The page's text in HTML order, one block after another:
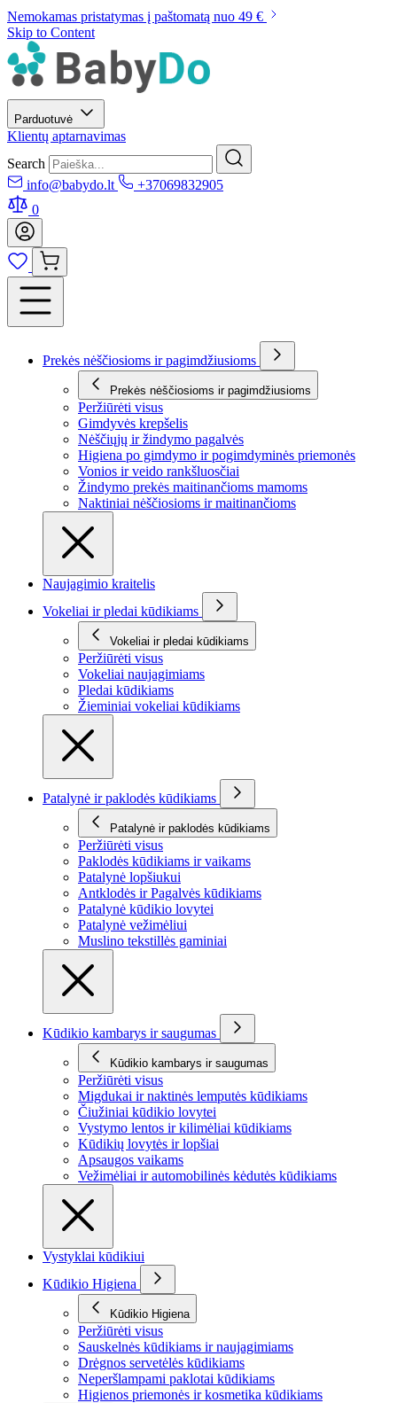
Nemokamas pristatymas į paštomatą nuo 49 €
Skip to Content
Parduotuvė
Klientų aptarnavimas
Search
info@babydo.lt
+37069832905
0
Prekės nėščiosioms ir pagimdžiusioms
Prekės nėščiosioms ir pagimdžiusioms
Peržiūrėti visus
Gimdyvės krepšelis
Nėščiųjų ir žindymo pagalvės
Higiena po gimdymo ir pogimdyminės priemonės
Vonios ir veido rankšluosčiai
Žindymo prekės maitinančioms mamoms
Naktiniai nėščiosioms ir maitinančioms
Naujagimio kraitelis
Vokeliai ir pledai kūdikiams
Vokeliai ir pledai kūdikiams
Peržiūrėti visus
Vokeliai naujagimiams
Pledai kūdikiams
Žieminiai vokeliai kūdikiams
Patalynė ir paklodės kūdikiams
Patalynė ir paklodės kūdikiams
Peržiūrėti visus
Paklodės kūdikiams ir vaikams
Patalynė lopšiukui
Antklodės ir Pagalvės kūdikiams
Patalynė kūdikio lovytei
Patalynė vežimėliui
Muslino tekstillės gaminiai
Kūdikio kambarys ir saugumas
Kūdikio kambarys ir saugumas
Peržiūrėti visus
Migdukai ir naktinės lemputės kūdikiams
Čiužiniai kūdikio lovytei
Vystymo lentos ir kilimėliai kūdikiams
Kūdikių lovytės ir lopšiai
Apsaugos vaikams
Vežimėliai ir automobilinės kėdutės kūdikiams
Vystyklai kūdikiui
Kūdikio Higiena
Kūdikio Higiena
Peržiūrėti visus
Sauskelnės kūdikiams ir naujagimiams
Drėgnos servetėlės kūdikiams
Neperšlampami paklotai kūdikiams
Higienos priemonės ir kosmetika kūdikiams